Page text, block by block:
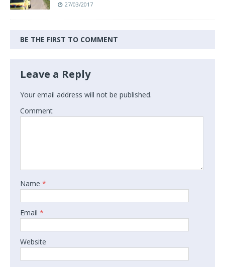
27/03/2017
BE THE FIRST TO COMMENT
Leave a Reply
Your email address will not be published.
Comment
Name *
Email *
Website